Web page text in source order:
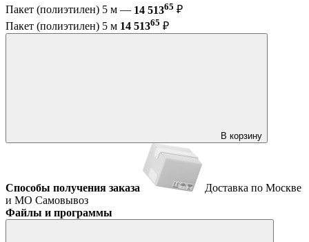
Пакет (полиэтилен) 5 м — 14 51365 ₽
Пакет (полиэтилен) 5 м 14 51365 ₽
В корзину
Способы получения заказа
Доставка по Москве
и МО Самовывоз
Файлы и программы